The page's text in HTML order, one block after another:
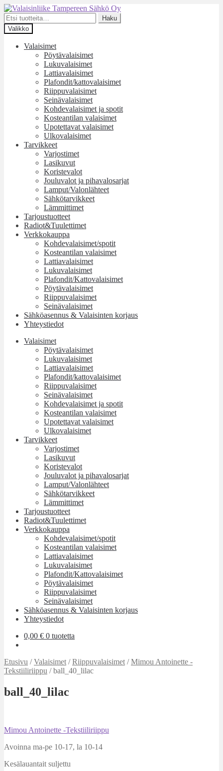
Siirry
navigointiin
Siirry
sisältöön
Etsi:
Haku
Valikko
Valaisimet
Pöytävalaisimet
Lukuvalaisimet
Lattiavalaisimet
Plafondit/kattovalaisimet
Riippuvalaisimet
Seinävalaisimet
Kohdevalaisimet ja spotit
Kosteantilan valaisimet
Upotettavat valaisimet
Ulkovalaisimet
Tarvikkeet
Varjostimet
Lasikuvut
Koristevalot
Jouluvalot ja pihavalosarjat
Lamput/Valonlähteet
Sähkötarvikkeet
Lämmittimet
Tarjoustuotteet
Radiot&Tuulettimet
Verkkokauppa
Kohdevalaisimet/spotit
Kosteantilan valaisimet
Lattiavalaisimet
Lukuvalaisimet
Plafondit/Kattovalaisimet
Pöytävalaisimet
Riippuvalaisimet
Seinävalaisimet
Sähköasennus & Valaisinten korjaus
Yhteystiedot
Valaisimet
Pöytävalaisimet
Lukuvalaisimet
Lattiavalaisimet
Plafondit/kattovalaisimet
Riippuvalaisimet
Seinävalaisimet
Kohdevalaisimet ja spotit
Kosteantilan valaisimet
Upotettavat valaisimet
Ulkovalaisimet
Tarvikkeet
Varjostimet
Lasikuvut
Koristevalot
Jouluvalot ja pihavalosarjat
Lamput/Valonlähteet
Sähkötarvikkeet
Lämmittimet
Tarjoustuotteet
Radiot&Tuulettimet
Verkkokauppa
Kohdevalaisimet/spotit
Kosteantilan valaisimet
Lattiavalaisimet
Lukuvalaisimet
Plafondit/Kattovalaisimet
Pöytävalaisimet
Riippuvalaisimet
Seinävalaisimet
Sähköasennus & Valaisinten korjaus
Yhteystiedot
0,00 € 0 tuotetta
Etusivu /Valaisimet /Riippuvalaisimet /Mimou Antoinette -
Tekstiiliriippu /ball_40_lilac
ball_40_lilac
Artikkelien
selaus
Edellinen
Mimou Antoinette -Tekstiiliriippu
Avoinna ma-pe 10-17, la 10-14
Kesälauantait suljettu